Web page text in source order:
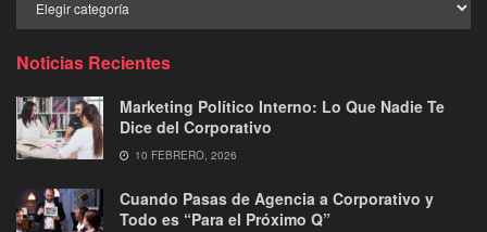
por
Noticias Recientes
Marketing Político Interno: Lo Que Nadie Te
Dice del Corporativo
10 FEBRERO, 2026
Cuando Pasas de Agencia a Corporativo y
Todo es “Para el Próximo Q”